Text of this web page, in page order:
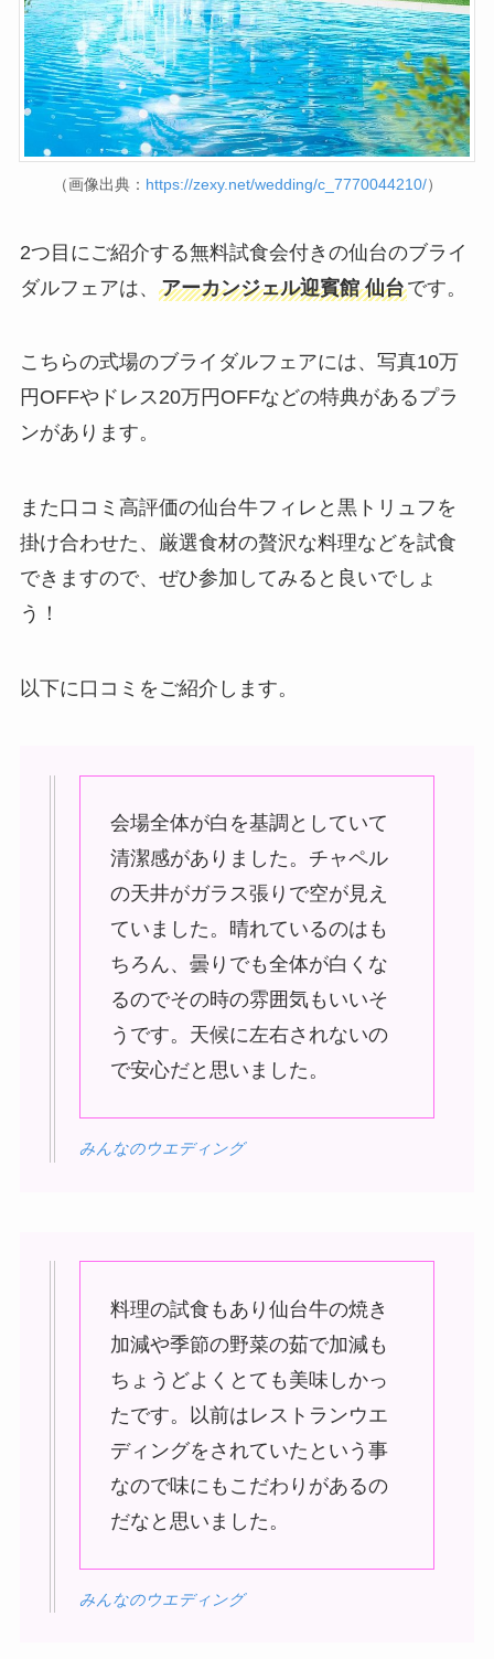
（画像出典： https://zexy.net/wedding/c_7770044210/）
2つ目にご紹介する無料試食会付きの仙台のブライ
ダルフェアは、 アーカンジェル迎賓館 仙台です。
こちらの式場のブライダルフェアには、写真10万
円OFFやドレス20万円OFFなどの特典があるプラ
ンがあります。
また口コミ高評価の仙台牛フィレと黒トリュフを
掛け合わせた、厳選食材の贅沢な料理などを試食
できますので、ぜひ参加してみると良いでしょ
う！
以下に口コミをご紹介します。
会場全体が白を基調としていて
清潔感がありました。チャペル
の天井がガラス張りで空が見え
ていました。晴れているのはも
ちろん、曇りでも全体が白くな
るのでその時の雰囲気もいいそ
うです。天候に左右されないの
で安心だと思いました。
みんなのウエディング
料理の試食もあり仙台牛の焼き
加減や季節の野菜の茹で加減も
ちょうどよくとても美味しかっ
たです。以前はレストランウエ
ディングをされていたという事
なので味にもこだわりがあるの
だなと思いました。
みんなのウエディング